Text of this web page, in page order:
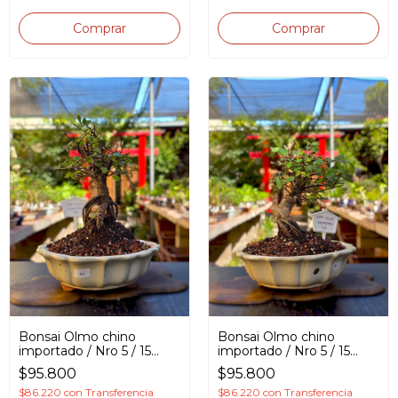
Bonsai Olmo chino
importado / Nro 5 / 15
años en Maceta
esmaltada
$95.800
$86.220 con Transferencia
Bonsai Olmo chino
importado / Nro 5 / 15
años en Maceta
esmaltada
$95.800
$86.220 con Transferencia